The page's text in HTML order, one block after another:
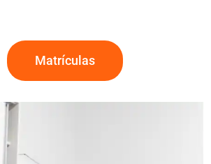
Matrículas